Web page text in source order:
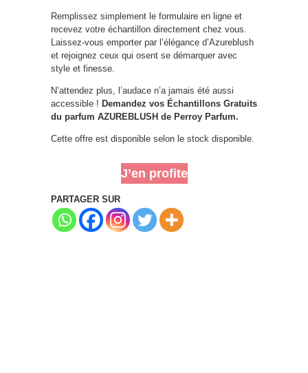
Remplissez simplement le formulaire en ligne et
recevez votre échantillon directement chez vous.
Laissez-vous emporter par l’élégance d’Azureblush
et rejoignez ceux qui osent se démarquer avec
style et finesse.
N’attendez plus, l’audace n’a jamais été aussi
accessible ! Demandez vos Échantillons Gratuits
du parfum AZUREBLUSH de Perroy Parfum.
Cette offre est disponible selon le stock disponible.
J’en profite
PARTAGER SUR